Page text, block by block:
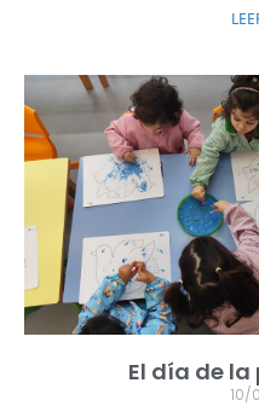
El día de
10/